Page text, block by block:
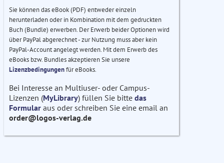
Sie können das eBook (PDF) entweder einzeln
herunterladen oder in Kombination mit dem gedruckten
Buch (Bundle) erwerben. Der Erwerb beider Optionen wird
über PayPal abgerechnet - zur Nutzung muss aber kein
PayPal-Account angelegt werden. Mit dem Erwerb des
eBooks bzw. Bundles akzeptieren Sie unsere
Lizenzbedingungenfür eBooks.
Bei Interesse an Multiuser- oder Campus-
Lizenzen (MyLibrary) füllen Sie bitte das
Formular aus oder schreiben Sie eine email an
order@logos-verlag.de